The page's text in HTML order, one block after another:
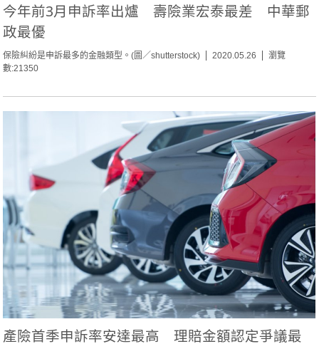
今年前3月申訴率出爐 壽險業宏泰最差 中華郵
政最優
保險糾紛是申訴最多的金融類型。(圖／shutterstock) 2020.05.26
瀏覽
數:21350
產險首季申訴率安達最高 理賠金額認定爭議最